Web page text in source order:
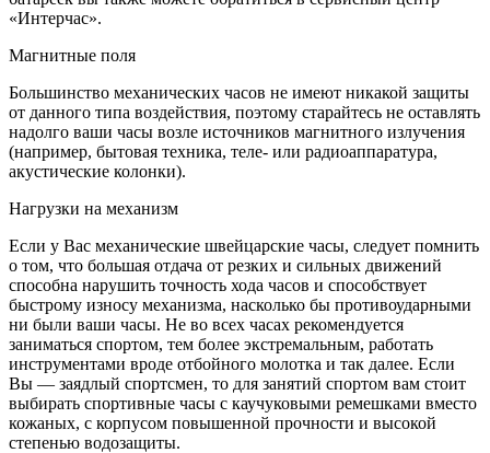
«Интерчас».
Магнитные поля
Большинство механических часов не имеют никакой защиты
от данного типа воздействия, поэтому старайтесь не оставлять
надолго ваши часы возле источников магнитного излучения
(например, бытовая техника, теле- или радиоаппаратура,
акустические колонки).
Нагрузки на механизм
Если у Вас механические швейцарские часы, следует помнить
о том, что большая отдача от резких и сильных движений
способна нарушить точность хода часов и способствует
быстрому износу механизма, насколько бы противоударными
ни были ваши часы. Не во всех часах рекомендуется
заниматься спортом, тем более экстремальным, работать
инструментами вроде отбойного молотка и так далее. Если
Вы — заядлый спортсмен, то для занятий спортом вам стоит
выбирать спортивные часы с каучуковыми ремешками вместо
кожаных, с корпусом повышенной прочности и высокой
степенью водозащиты.